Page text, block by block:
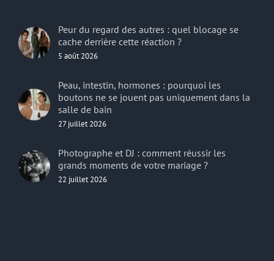
Peur du regard des autres : quel blocage se
cache derrière cette réaction ?
5 août 2026
Peau, intestin, hormones : pourquoi les
boutons ne se jouent pas uniquement dans la
salle de bain
27 juillet 2026
Photographe et DJ : comment réussir les
grands moments de votre mariage ?
22 juillet 2026